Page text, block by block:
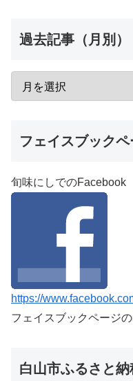
過去記事（月別）
フェイスブックペ
旬味にしでのFacebook
https://
フェイスブックページ
白山市ふるさと